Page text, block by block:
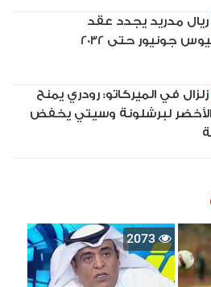
ريال مدريد يجدد عقد
جونيور حتى 2032
زلزال في الميركاتو: رودري يمنح
لبرشلونة وسيتي يخفض
2073